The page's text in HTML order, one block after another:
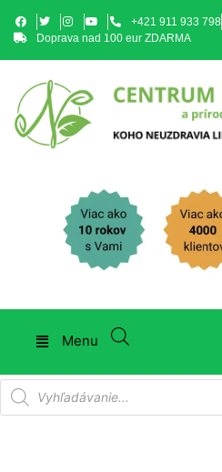
+421 911 933 798
Doprava nad 100 eur ZDARMA
Menu